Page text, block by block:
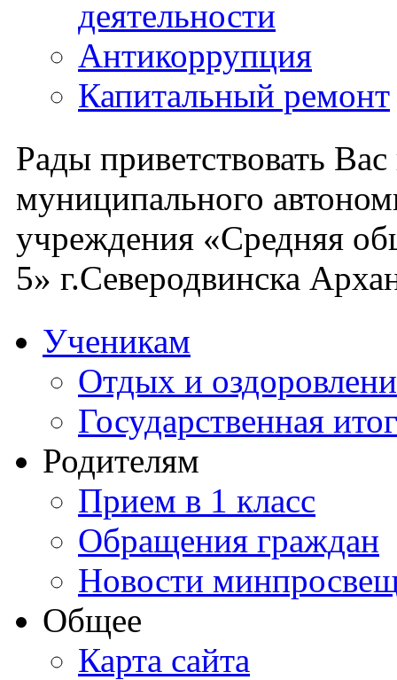
деятельности
Антикоррупция
Капитальный ремонт
Рады приветствовать
муниципального
учреждения «Средняя
5» г.Северодвинска
Ученикам
Отдых и
Государственная
Родителям
Прием в 1 класс
Обращения граждан
Новости
Общее
Карта сайта